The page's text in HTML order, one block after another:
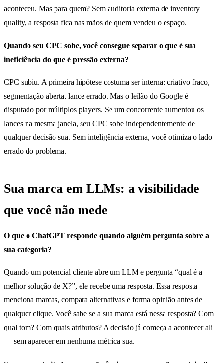
aconteceu. Mas para quem? Sem auditoria externa de inventory
quality, a resposta fica nas mãos de quem vendeu o espaço.
Quando seu CPC sobe, você consegue separar o que é sua
ineficiência do que é pressão externa?
CPC subiu. A primeira hipótese costuma ser interna: criativo fraco,
segmentação aberta, lance errado. Mas o leilão do Google é
disputado por múltiplos players. Se um concorrente aumentou os
lances na mesma janela, seu CPC sobe independentemente de
qualquer decisão sua. Sem inteligência externa, você otimiza o lado
errado do problema.
Sua marca em LLMs: a visibilidade
que você não mede
O que o ChatGPT responde quando alguém pergunta sobre a
sua categoria?
Quando um potencial cliente abre um LLM e pergunta “qual é a
melhor solução de X?”, ele recebe uma resposta. Essa resposta
menciona marcas, compara alternativas e forma opinião antes de
qualquer clique. Você sabe se a sua marca está nessa resposta? Com
qual tom? Com quais atributos? A decisão já começa a acontecer ali
— sem aparecer em nenhuma métrica sua.